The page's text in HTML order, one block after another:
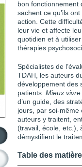
bon fonctionnement
sachent ce qu’ils
action. Cette
leur vie et affecte
quotidien et à
thérapies
Spécialistes de
TDAH, les auteurs
développement des
patients. Mieux vivre
d’un guide, des
jours, par soi-même
auteurs y traitent,
(travail, école, etc.),
démystifient le
Table des